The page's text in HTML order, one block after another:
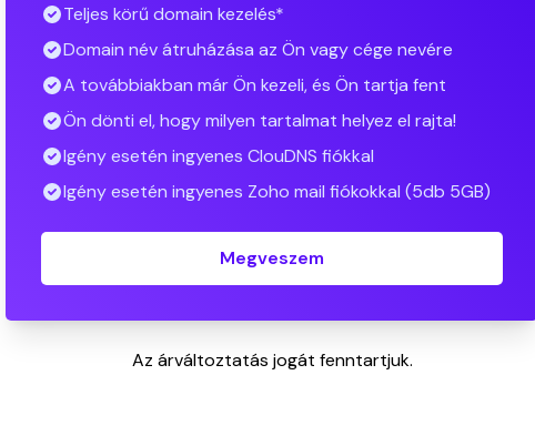
Teljes körű domain kezelés*
Domain név átruházása az Ön vagy cége nevére
A továbbiakban már Ön kezeli, és Ön tartja fent
Ön dönti el, hogy milyen tartalmat helyez el rajta!
Igény esetén ingyenes ClouDNS fiókkal
Igény esetén ingyenes Zoho mail fiókokkal (5db 5GB)
Megveszem
Az árváltoztatás jogát fenntartjuk.